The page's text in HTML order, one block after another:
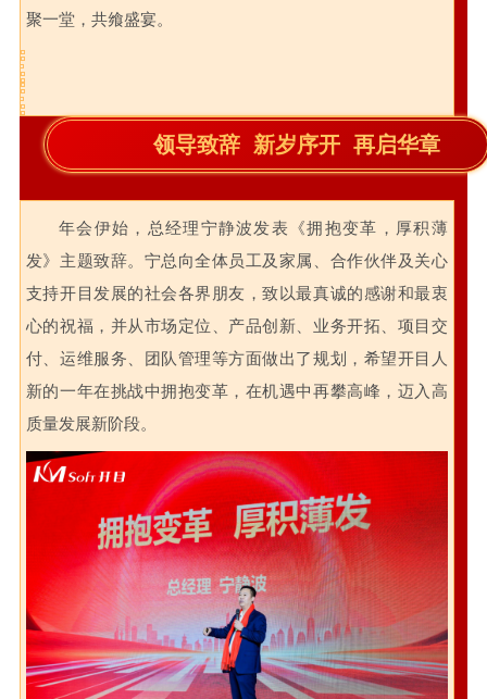
聚一堂，共飨盛宴。
领导致辞 新岁序开 再启华章
年会伊始，总经理宁静波发表《拥抱变革，厚积薄
发》主题致辞。宁总向全体员工及家属、合作伙伴及关心
支持开目发展的社会各界朋友，致以最真诚的感谢和最衷
心的祝福，并从市场定位、产品创新、业务开拓、项目交
付、运维服务、团队管理等方面做出了规划，希望开目人
新的一年在挑战中拥抱变革，在机遇中再攀高峰，迈入高
质量发展新阶段。